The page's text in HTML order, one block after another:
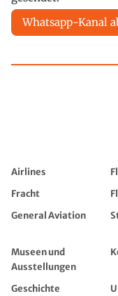
Whatsapp-Kanal
Airlines
Fracht
General Aviation
Museen und
Ausstellungen
Geschichte